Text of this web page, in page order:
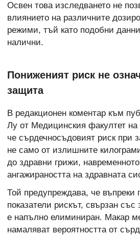
Освен това изследването не
влиянието на различните
режими, тъй като подобни
налични.
Пониженият риск не
защита
В редакционен коментар към
Лу от Медицинския факултет
че сърдечносъдовият риск при
не само от излишните
до здравни грижи,
ангажираността на здравната
Той предупреждава, че въпреки
показатели рискът, свързан със
е напълно елиминиран. Макар
намаляват вероятността от